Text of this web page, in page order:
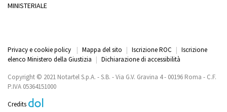
MINISTERIALE
Privacy e cookie policy | Mappa del sito | Iscrizione ROC | Iscrizione
elenco Ministero della Giustizia | Dichiarazione di accessibilità
Copyright © 2021 Notartel S.p.A. - S.B. - Via G.V. Gravina 4 - 00196 Roma - C.F.
P.IVA 05364151000
Credits